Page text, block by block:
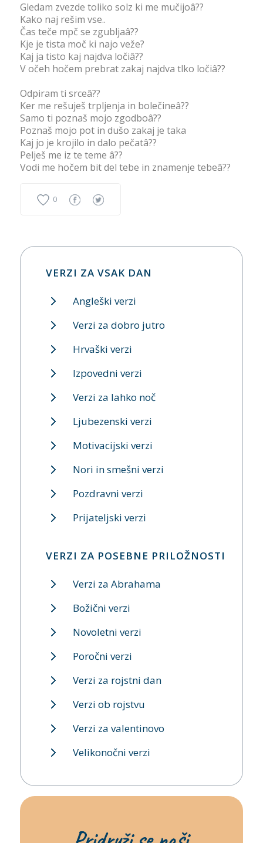
Gledam zvezde toliko solz ki me mučijoâ??
Kako naj rešim vse..
Čas teče mpč se zgubljaâ??
Kje je tista moč ki najo veže?
Kaj ja tisto kaj najdva ločiâ??
V očeh hočem prebrat zakaj najdva tlko ločiâ??
Odpiram ti srceâ??
Ker me rešuješ trpljenja in bolečineâ??
Samo ti poznaš mojo zgodboâ??
Poznaš mojo pot in dušo zakaj je taka
Kaj jo je krojilo in dalo pečatâ??
Pelješ me iz te teme â??
Vodi me hočem bit del tebe in znamenje tebeâ??
0
VERZI ZA VSAK DAN
Angleški verzi
Verzi za dobro jutro
Hrvaški verzi
Izpovedni verzi
Verzi za lahko noč
Ljubezenski verzi
Motivacijski verzi
Nori in smešni verzi
Pozdravni verzi
Prijateljski verzi
VERZI ZA POSEBNE PRILOŽNOSTI
Verzi za Abrahama
Božični verzi
Novoletni verzi
Poročni verzi
Verzi za rojstni dan
Verzi ob rojstvu
Verzi za valentinovo
Velikonočni verzi